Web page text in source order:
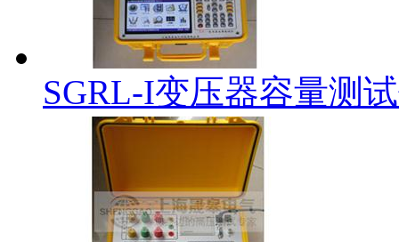
SGRL-I变压器容量测